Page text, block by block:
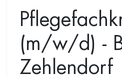
(m/w/d) -
Zehlendorf